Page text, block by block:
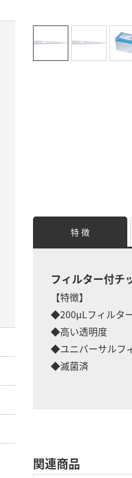
特 徴
フィルター付
【特徴】
◆200μLフィルタ
◆高い透明度
◆ユニバーサルフ
◆滅菌済
関連商品